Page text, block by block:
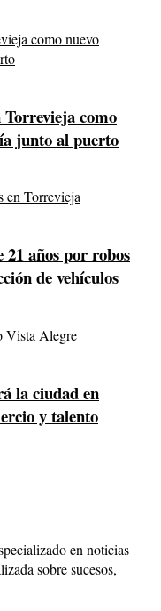
Torrevieja como
junto al puerto
años por robos
de vehículos
la ciudad en
y talento
en noticias
sobre sucesos,